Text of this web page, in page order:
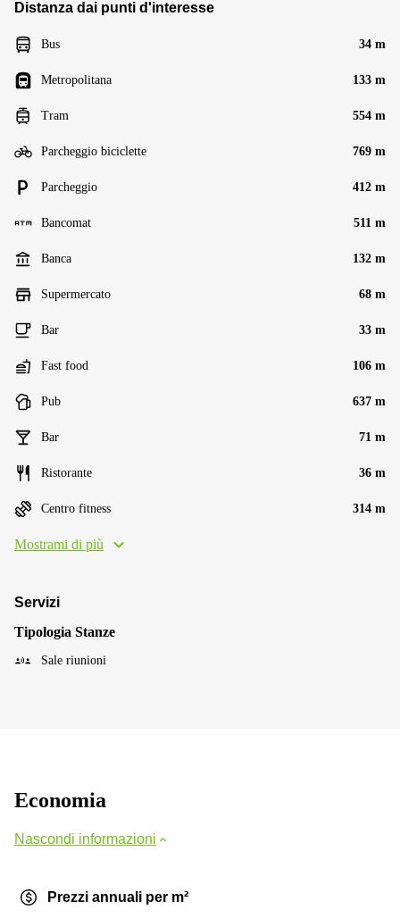
Distanza dai punti d'interesse
Bus 34 m
Metropolitana 133 m
Tram 554 m
Parcheggio biciclette 769 m
Parcheggio 412 m
Bancomat 511 m
Banca 132 m
Supermercato 68 m
Bar 33 m
Fast food 106 m
Pub 637 m
Bar 71 m
Ristorante 36 m
Centro fitness 314 m
Mostrami di più
Servizi
Tipologia Stanze
Sale riunioni
Economia
Nascondi informazioni
Prezzi annuali per m²